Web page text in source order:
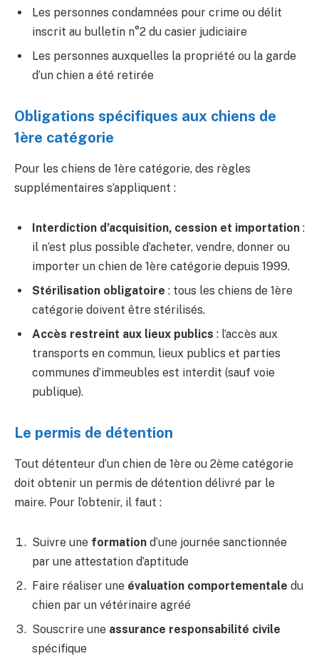
Les personnes condamnées pour crime ou délit
inscrit au bulletin n°2 du casier judiciaire
Les personnes auxquelles la propriété ou la garde
d’un chien a été retirée
Obligations spécifiques aux chiens de
1ère catégorie
Pour les chiens de 1ère catégorie, des règles
supplémentaires s’appliquent :
Interdiction d’acquisition, cession et importation :
il n’est plus possible d’acheter, vendre, donner ou
importer un chien de 1ère catégorie depuis 1999.
Stérilisation obligatoire : tous les chiens de 1ère
catégorie doivent être stérilisés.
Accès restreint aux lieux publics : l’accès aux
transports en commun, lieux publics et parties
communes d’immeubles est interdit (sauf voie
publique).
Le permis de détention
Tout détenteur d’un chien de 1ère ou 2ème catégorie
doit obtenir un permis de détention délivré par le
maire. Pour l’obtenir, il faut :
Suivre une formation d’une journée sanctionnée
par une attestation d’aptitude
Faire réaliser une évaluation comportementale du
chien par un vétérinaire agréé
Souscrire une assurance responsabilité civile
spécifique